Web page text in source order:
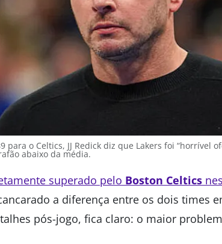
para o Celtics, JJ Redick diz que Lakers foi “horrível
abaixo da média.
superado pelo Boston Celtics
a diferença entre os dois times
pós-jogo, fica claro: o maior